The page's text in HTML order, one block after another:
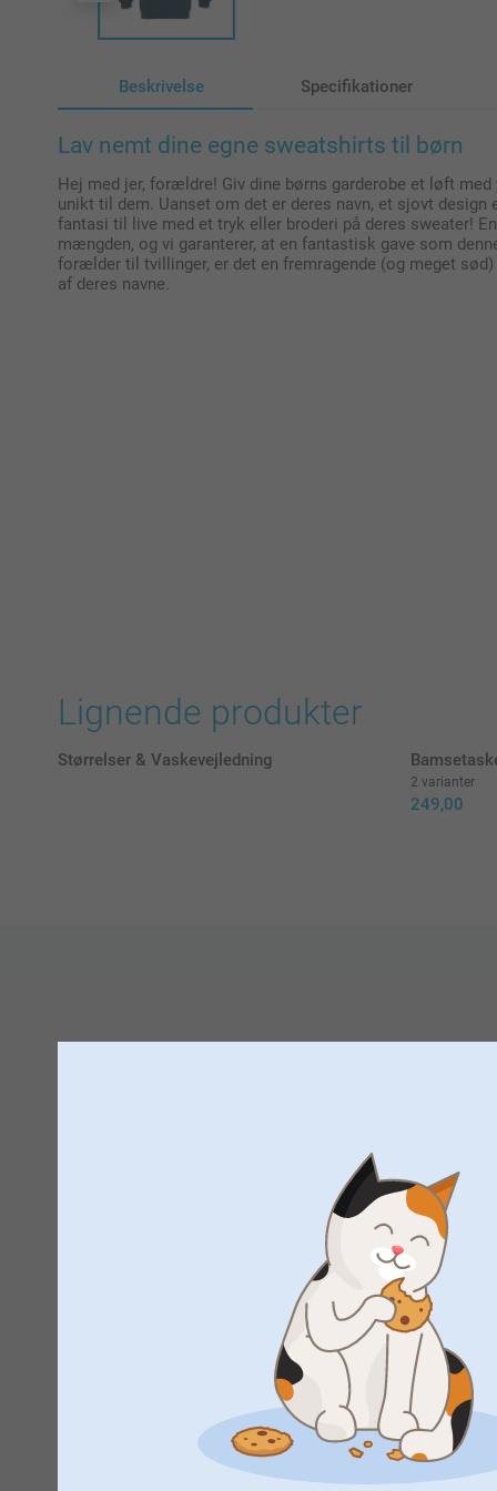
Beskrivelse Specifikationer
Lav nemt dine egne sweatshirts til børn
Hej med jer, forældre! Giv dine børns garderobe et løft
unikt til dem. Uanset om det er deres navn, et sjovt
fantasi til live med et tryk eller broderi på deres sweater!
mængden, og vi garanterer, at en fantastisk gave som
forælder til tvillinger, er det en fremragende (og meget
af deres navne.
Lignende produkter
Størrelser & Vaskevejledning
2 varianter
249,00